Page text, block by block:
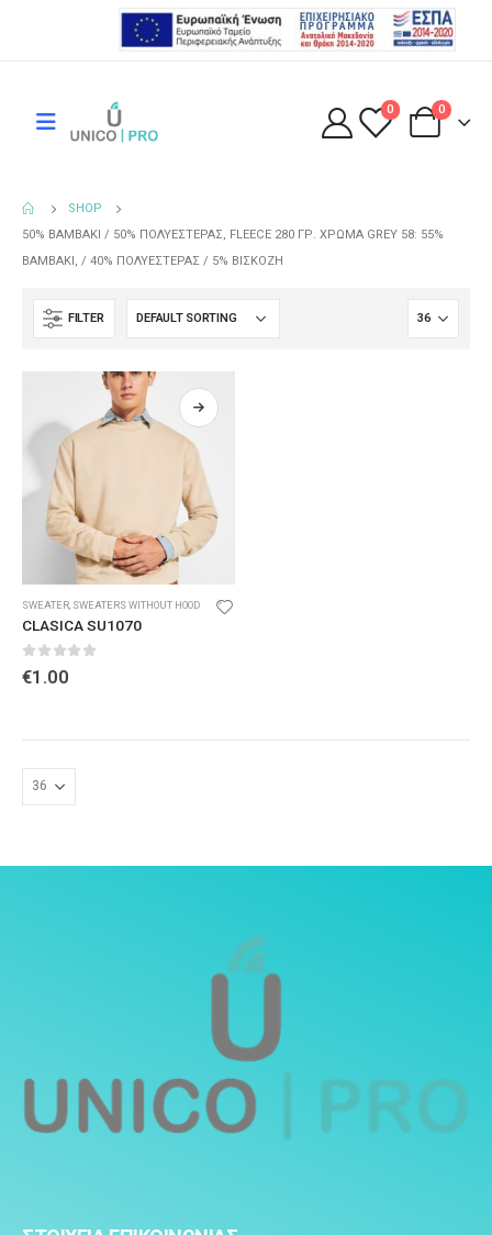
0 0
SHOP
50% ΒΑΜΒΆΚΙ / 50% ΠΟΛΥΕΣΤΈΡΑΣ, FLEECE 280 ΓΡ. ΧΡΏΜΑ GREY 58: 55%
ΒΑΜΒΆΚΙ, / 40% ΠΟΛΥΕΣΤΈΡΑΣ / 5% ΒΙΣΚΌΖΗ
FILTER
SWEATER SWEATERS WITHOUT HOOD
CLASICA SU1070
0 out of 5
€1.00